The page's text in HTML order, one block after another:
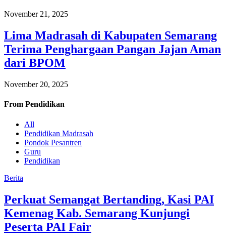
November 21, 2025
Lima Madrasah di Kabupaten Semarang
Terima Penghargaan Pangan Jajan Aman
dari BPOM
November 20, 2025
From Pendidikan
All
Pendidikan Madrasah
Pondok Pesantren
Guru
Pendidikan
Berita
Perkuat Semangat Bertanding, Kasi PAI
Kemenag Kab. Semarang Kunjungi
Peserta PAI Fair